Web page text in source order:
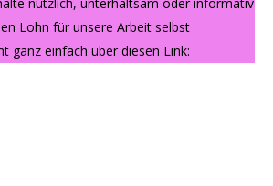
Lohn für unsere Arbeit selbst
ganz einfach über diesen Link: